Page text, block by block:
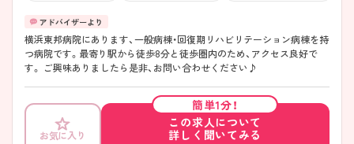
横浜東邦病院にあります、一般病棟・回復期リハビリテーション病棟を持
つ病院です。最寄り駅から徒歩8分と徒歩圏内のため、アクセス良好で
す。 ご興味ありましたら是非、お問い合わせください♪
お気に入り
簡単1分！
この求人について
詳しく聞いてみる